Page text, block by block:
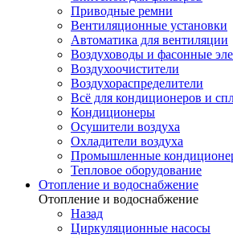
Приводные ремни
Вентиляционные установки
Автоматика для вентиляции
Воздуховоды и фасонные
Воздухоочистители
Воздухораспределители
Всё для кондиционеров и
Кондиционеры
Осушители воздуха
Охладители воздуха
Промышленные
Тепловое оборудование
Отопление и водоснабжение
Отопление и водоснабжение
Назад
Циркуляционные насосы